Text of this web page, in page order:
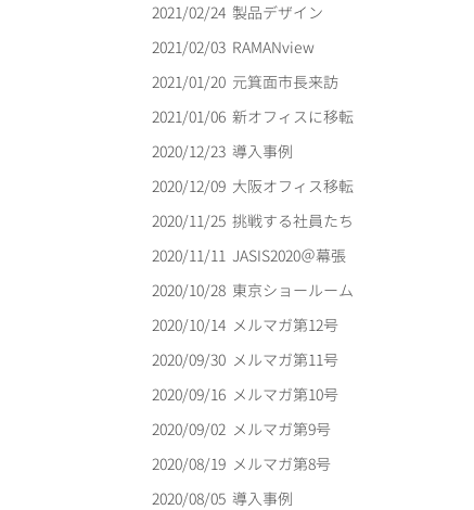
2021/02/24 製品デザイン
2021/02/03 RAMANview
2021/01/20 元箕面市長来訪
2021/01/06 新オフィスに移転
2020/12/23 導入事例
2020/12/09 大阪オフィス移転
2020/11/25 挑戦する社員たち
2020/11/11 JASIS2020＠幕張
2020/10/28 東京ショールーム
2020/10/14 メルマガ第12号
2020/09/30 メルマガ第11号
2020/09/16 メルマガ第10号
2020/09/02 メルマガ第9号
2020/08/19 メルマガ第8号
2020/08/05 導入事例